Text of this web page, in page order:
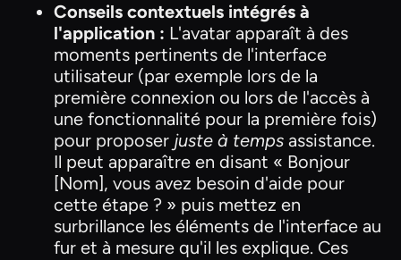
Conseils contextuels intégrés à
l'application : L'avatar apparaît à des
moments pertinents de l'interface
utilisateur (par exemple lors de la
première connexion ou lors de l'accès à
une fonctionnalité pour la première fois)
pour proposer juste à temps assistance.
Il peut apparaître en disant « Bonjour
[Nom], vous avez besoin d'aide pour
cette étape ? » puis mettez en
surbrillance les éléments de l'interface au
fur et à mesure qu'il les explique. Ces